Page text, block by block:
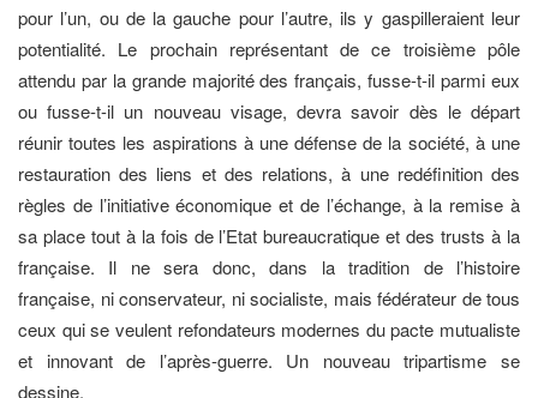
pour l’un, ou de la gauche pour l’autre, ils y gaspilleraient leur
potentialité. Le prochain représentant de ce troisième pôle
attendu par la grande majorité des français, fusse-t-il parmi eux
ou fusse-t-il un nouveau visage, devra savoir dès le départ
réunir toutes les aspirations à une défense de la société, à une
restauration des liens et des relations, à une redéfinition des
règles de l’initiative économique et de l’échange, à la remise à
sa place tout à la fois de l’Etat bureaucratique et des trusts à la
française. Il ne sera donc, dans la tradition de l’histoire
française, ni conservateur, ni socialiste, mais fédérateur de tous
ceux qui se veulent refondateurs modernes du pacte mutualiste
et innovant de l’après-guerre. Un nouveau tripartisme se
dessine.